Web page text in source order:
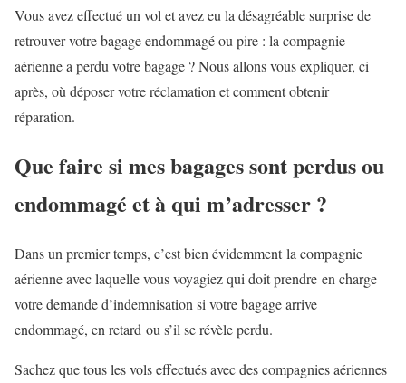
Vous avez effectué un vol et avez eu la désagréable surprise de
retrouver votre bagage endommagé ou pire : la compagnie
aérienne a perdu votre bagage ? Nous allons vous expliquer, ci
après, où déposer votre réclamation et comment obtenir
réparation.
Que faire si mes bagages sont perdus ou
endommagé et à qui m’adresser ?
Dans un premier temps, c’est bien évidemment la compagnie
aérienne avec laquelle vous voyagiez qui doit prendre en charge
votre demande d’indemnisation si votre bagage arrive
endommagé, en retard ou s’il se révèle perdu.
Sachez que tous les vols effectués avec des compagnies aériennes